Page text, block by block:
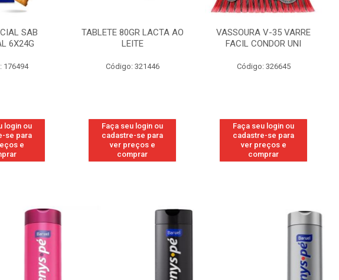
SAB
6X24G
176494
login ou
se para
e
TABLETE 80GR LACTA AO
LEITE
Código: 321446
Faça seu login ou
cadastre-se para
ver preços e
comprar
VASSOURA V-35 VARRE
FACIL CONDOR UNI
Código: 326645
Faça seu login ou
cadastre-se para
ver preços e
comprar